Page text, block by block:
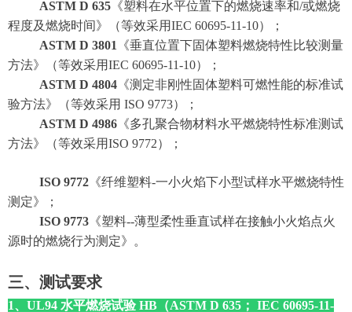
ASTM D 635 《塑料在水平位置下的燃烧速率和/或燃烧
程度及燃烧时间》（等效采用IEC 60695-11-10）；
ASTM D 3801
《垂直位置下固体塑料燃烧特性比较测量
方法》（等效采用IEC 60695-11-10）；
ASTM D 4804 《测定非刚性固体塑料可燃性能的标准试
验方法》（等效采用 ISO 9773）；
ASTM D 4986 《多孔聚合物材料水平燃烧特性标准测试
方法》（等效采用ISO 9772）；
ISO 9772 《纤维塑料-一小火焰下小型试样水平燃烧特性
测定》；
ISO 9773 《塑料--薄型柔性垂直试样在接触小火焰点火
源时的燃烧行为测定》。
三、测试要求
1、UL94 水平燃烧试验 HB（ASTM D 635； IEC 60695-11-